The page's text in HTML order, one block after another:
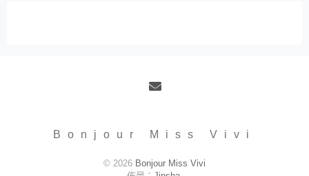
Bonjour Miss Vivi
© 2026 Bonjour Miss Vivi